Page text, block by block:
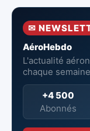
pertes nettes
réduites
✉
AéroHebdo
L'actualité
chaque
+4 500
Abonnés